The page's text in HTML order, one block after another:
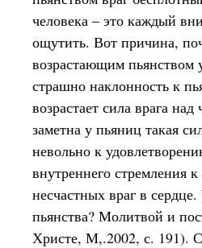
человека – это каждый
ощутить. Вот причина,
возрастающим пьянством
страшно наклонность к
возрастает сила врага
заметна у пьяниц такая
невольно к
внутреннего стремления
несчастных враг в
пьянства? Молитвой и
Христе, М,.2002, с. 191).